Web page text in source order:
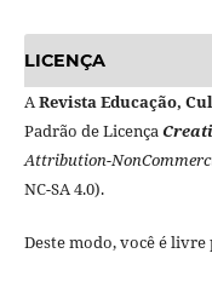
LICENÇA
ARevista Educação,
Padrão de Licença
Attribution-
NC-SA 4.0).
Deste modo, você é livre